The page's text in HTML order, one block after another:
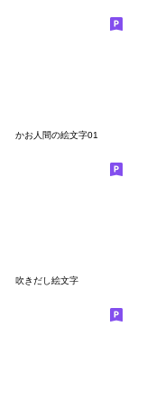
かお人間の絵文字01
吹きだし絵文字